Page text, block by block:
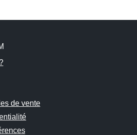
de vente